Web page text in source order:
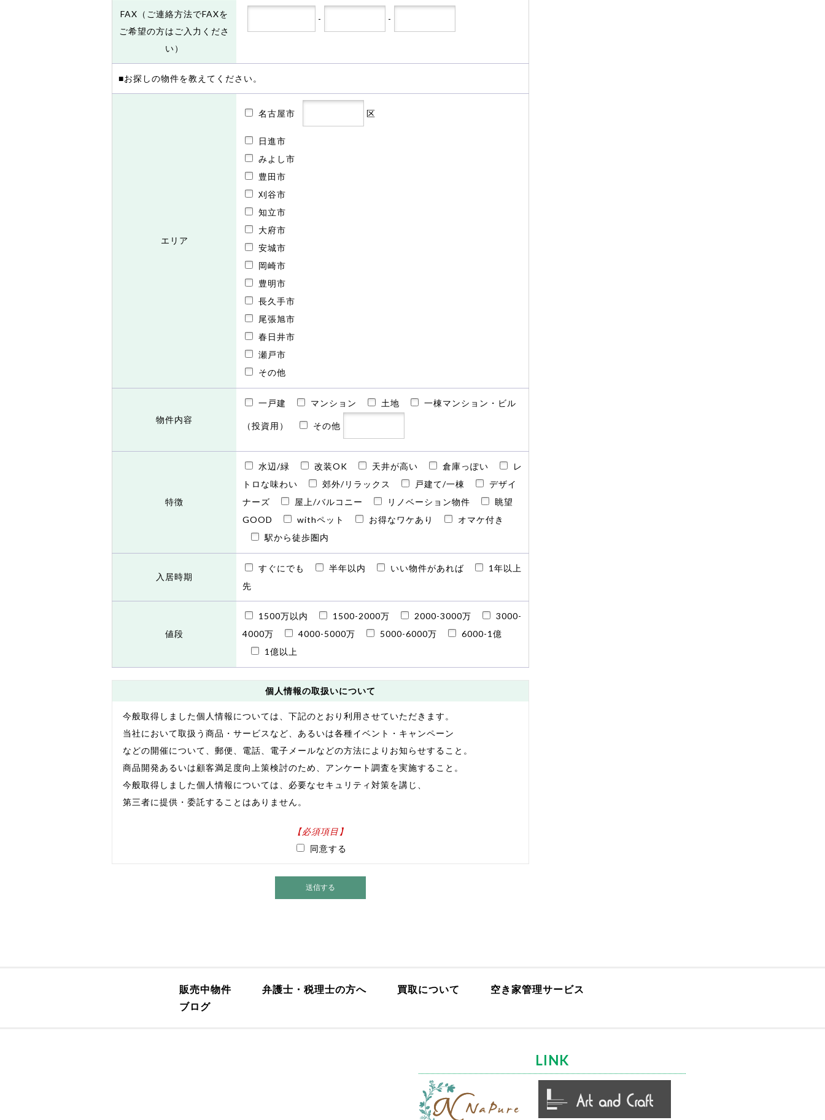
FAX（ご連絡方法でFAXを
ご希望の方はご入力くださ
い）
- -
■お探しの物件を教えてください。
エリア
名古屋市 区
日進市
みよし市
豊田市
刈谷市
知立市
大府市
安城市
岡崎市
豊明市
長久手市
尾張旭市
春日井市
瀬戸市
その他
物件内容
一戸建 マンション 土地 一棟マンション・ビル
（投資用） その他
特徴
水辺/緑 改装OK 天井が高い 倉庫っぽい
レ
トロな味わい
郊外/リラックス 戸建て/一棟
デザイ
ナーズ
屋上/バルコニー リノベーション物件
眺望
GOOD
withペット お得なワケあり
オマケ付き
駅から徒歩圏内
入居時期
すぐにでも 半年以内 いい物件があれば
1年以上
先
値段
1500万以内 1500-2000万 2000-3000万
3000-
4000万
4000-5000万 5000-6000万
6000-1億
1億以上
個人情報の取扱いについて
今般取得しました個人情報については、下記のとおり利用させていただきます。
当社において取扱う商品・サービスなど、あるいは各種イベント・キャンペーン
などの開催について、郵便、電話、電子メールなどの方法によりお知らせすること。
商品開発あるいは顧客満足度向上策検討のため、アンケート調査を実施すること。
今般取得しました個人情報については、必要なセキュリティ対策を講じ、
第三者に提供・委託することはありません。
【必須項目】
同意する
販売中物件 弁護士・税理士の方へ 買取について
空き家管理サービス
ブログ
LINK